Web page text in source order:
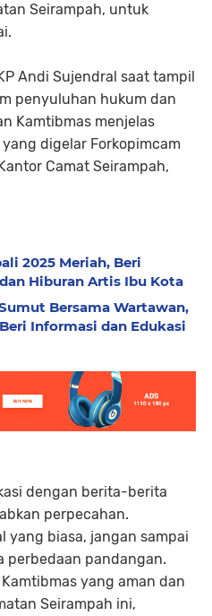
Seirampah, untuk
Andi Sujendral saat tampil
penyuluhan hukum dan
Kamtibmas menjelas
digelar Forkopimcam
Camat Seirampah,
2025 Meriah, Beri
Hiburan Artis Ibu Kota
Bersama Wartawan,
Informasi dan Edukasi
dengan berita-berita
perpecahan.
yang biasa, jangan sampai
perbedaan pandangan.
yang aman dan
Seirampah ini,